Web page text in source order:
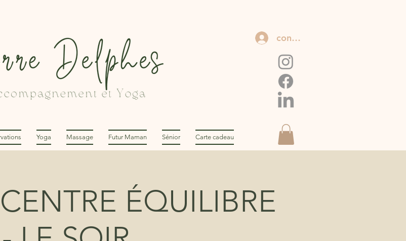
Yoga Massage Futur Maman Sénior Carte cadeau
connexion
ÉQUILIBRE